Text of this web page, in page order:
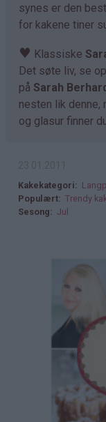
synes er den
for kakene tiner
♥ Klassiske
Det søte liv, se
på Sarah
nesten lik denne,
og glasur finner
Kakekategori
Populært
Trendy
Sesong
Jul